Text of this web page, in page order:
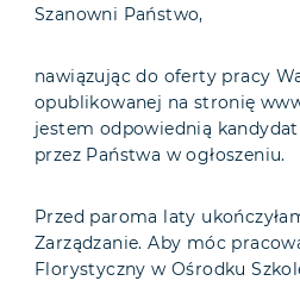
Szanowni Państwo,
nawiązując do oferty pracy
opublikowanej na stronię
jestem odpowiednią
przez Państwa w ogłoszeniu.
Przed paroma laty
Zarządzanie. Aby móc
Florystyczny w Ośrodku